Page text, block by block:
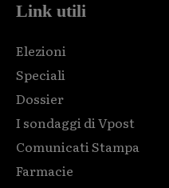
Link utili
Elezioni
Speciali
Dossier
I sondaggi di Vpost
Comunicati Stampa
Farmacie